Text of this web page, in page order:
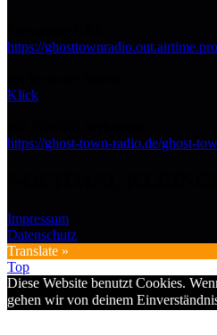
https://
Klick
https://ghost-town-radio.de/ghost-
Impressum
Datenschutz
Translate »
Top
Diese Website benutzt Cookies.
gehen wir von deinem